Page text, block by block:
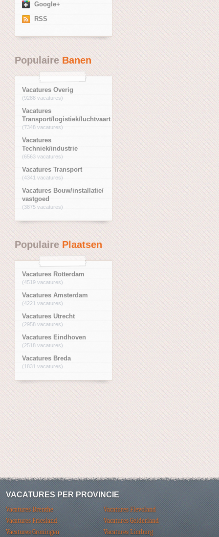
Google+
RSS
PopulaireBanen
Vacatures Overig
(9288 vacatures)
Vacatures
Transport/logistiek/luchtvaart
(7348 vacatures)
Vacatures
Techniek/industrie
(6563 vacatures)
Vacatures Transport
(4341 vacatures)
Vacatures Bouw/installatie/
vastgoed
(3875 vacatures)
PopulairePlaatsen
Vacatures Rotterdam
(4519 vacatures)
Vacatures Amsterdam
(4221 vacatures)
Vacatures Utrecht
(2958 vacatures)
Vacatures Eindhoven
(2518 vacatures)
Vacatures Breda
(1831 vacatures)
VACATURES PER PROVINCIE
Vacatures Drenthe
Vacatures Flevoland
Vacatures Friesland
Vacatures Gelderland
Vacatures Groningen
Vacatures Limburg